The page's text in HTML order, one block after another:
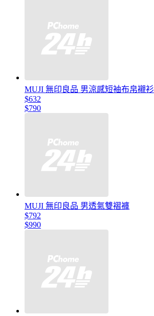
MUJI 無印良品 男涼感短袖布帛襯衫
$632
$790
MUJI 無印良品 男透氣雙褶褲
$792
$990